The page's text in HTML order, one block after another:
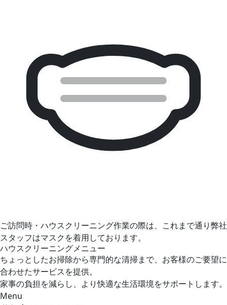
ご訪問時・ハウスクリーニング作業の際は、これまで通り弊社
スタッフはマスクを着用しております。
ハウスクリーニングメニュー
ちょっとしたお掃除から専門的な清掃まで、お客様のご要望に
合わせたサービスを提供。
家事の負担を減らし、より快適な生活環境をサポートします。
Menu